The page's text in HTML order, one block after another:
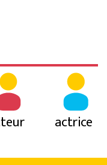
actrice